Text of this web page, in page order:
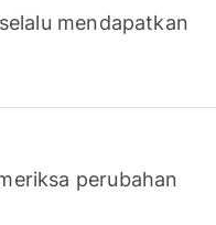
mendapatkan
perubahan